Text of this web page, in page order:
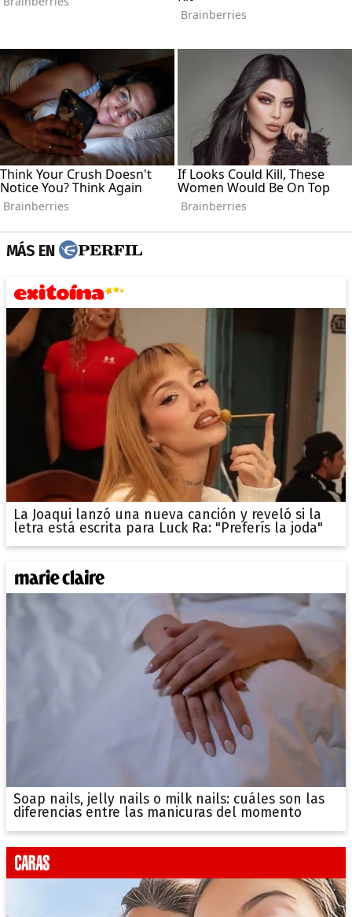
MÁS EN
La Joaqui lanzó una nueva canción y reveló si la
letra está escrita para Luck Ra: "Preferís la joda"
Soap nails, jelly nails o milk nails: cuáles son las
diferencias entre las manicuras del momento